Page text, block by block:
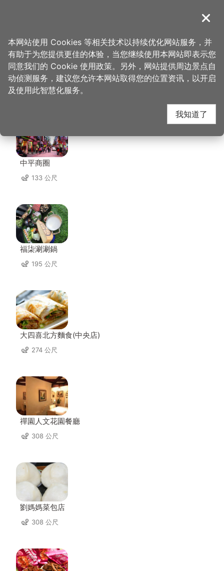
導覽
首页 > 想去的地方 > 美食、购物 > 老三牛家庄
老三牛家庄 周边店家
中平商圈
133 公尺
福柒涮涮鍋
195 公尺
大四喜北方麵食(中央店)
274 公尺
禪園人文花園餐廳
308 公尺
劉媽媽菜包店
308 公尺
关闭
本网站使用 Cookies 等相关技术以持续优化网站服务，并
有助于为您提供更佳的体验，当您继续使用本网站即表示您
同意我们的 Cookie 使用政策。另外，网站提供周边景点自
动侦测服务，建议您允许本网站取得您的位置资讯，以开启
及使用此智慧化服务。
我知道了